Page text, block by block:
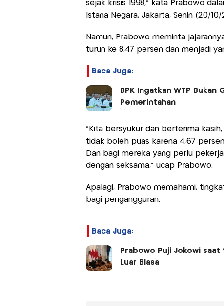
sejak krisis 1998,” kata Prabowo
Istana Negara, Jakarta, Senin (20/10/
Namun, Prabowo meminta
turun ke 8,47 persen dan menjadi
Baca Juga:
BPK Ingatkan WTP Bukan
Pemerintahan
“Kita bersyukur dan berterima
tidak boleh puas karena 4,67
Dan bagi mereka yang perlu
dengan seksama,” ucap Prabowo.
Apalagi, Prabowo memahami,
bagi pengangguran.
Baca Juga:
Prabowo Puji Jokowi saat
Luar Biasa